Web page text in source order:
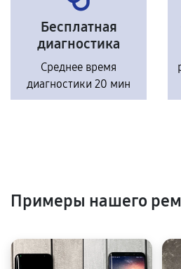
Бесплатная
диагностика
Среднее время
диагностики 20 мин
Примеры нашего